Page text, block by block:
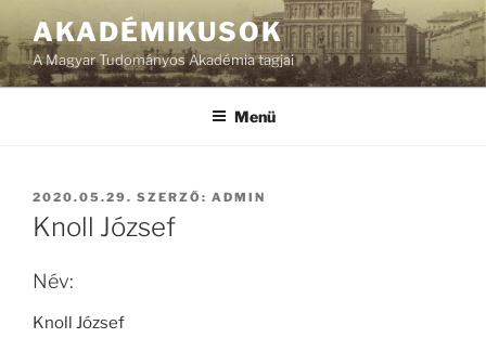
AKADÉMIKUSOK
A Magyar Tudományos Akadémia tagjai
Menü
BEKÜLDVE:
2020.05.29. SZERZŐ: ADMIN
Knoll József
Név:
Knoll József